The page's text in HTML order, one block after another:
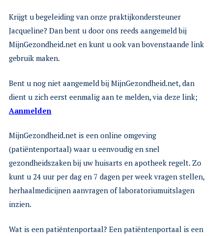
Krijgt u begeleiding van onze praktijkondersteuner
Jacqueline? Dan bent u door ons reeds aangemeld bij
MijnGezondheid.net en kunt u ook van bovenstaande link
gebruik maken.
Bent u nog niet aangemeld bij MijnGezondheid.net, dan
dient u zich eerst eenmalig aan te melden, via deze link;
Aanmelden
MijnGezondheid.net is een online omgeving
(patiëntenportaal) waar u eenvoudig en snel
gezondheidszaken bij uw huisarts en apotheek regelt. Zo
kunt u 24 uur per dag en 7 dagen per week vragen stellen,
herhaalmedicijnen aanvragen of laboratoriumuitslagen
inzien.
Wat is een patiëntenportaal? Een patiëntenportaal is een